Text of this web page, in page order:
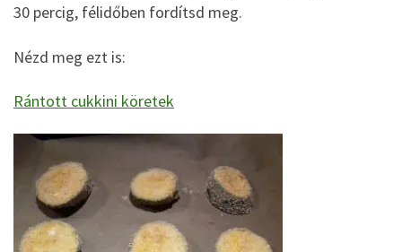
30 percig, félidőben fordítsd meg.
Nézd meg ezt is:
Rántott cukkini köretek